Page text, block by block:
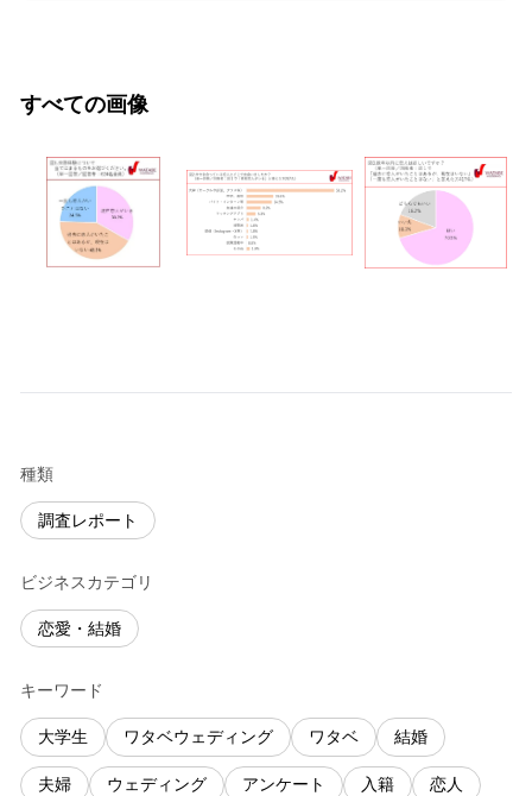
すべての画像
種類
調査レポート
ビジネスカテゴリ
恋愛・結婚
キーワード
大学生 ワタベウェディング ワタベ 結婚
夫婦 ウェディング アンケート 入籍 恋人